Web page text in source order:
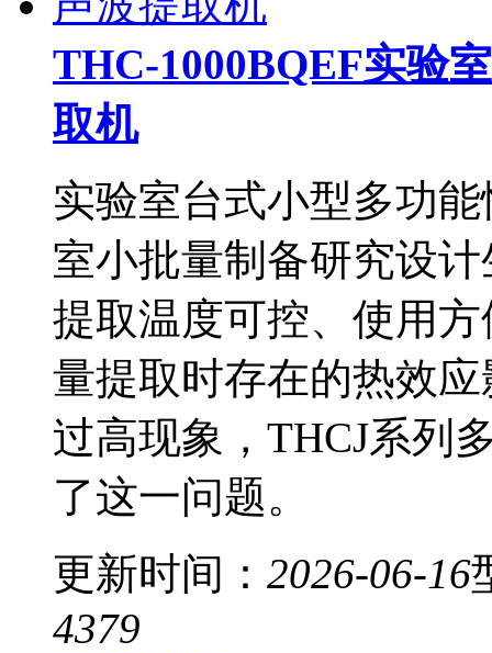
THC-1000BQEF实验
取机
实验室台式小型多功
室小批量制备研究设
提取温度可控、使用
量提取时存在的热效
过高现象，THCJ系列
了这一问题。
更新时间： 2026-06-16
4379